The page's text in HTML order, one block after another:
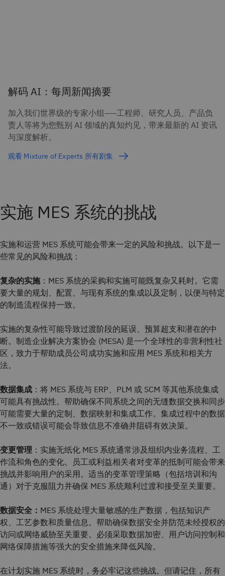
解码 AI：每周新闻摘要
加入我们世界级的专家小组——工程师、研究人员、产品负
责人等将为您甄别 AI 领域的真知灼见，带来最新的 AI 资讯
与深度解析。
观看 Mixture of Experts 所有剧集
实施 MES 系统的挑战
实施和运营 MES 系统可能会带来一定的风险和挑战。以下是一
些常见的风险和挑战：
复杂的实施：MES 系统的采购和实施可能既复杂又耗时。它需
要大量的规划、配置、与现有系统的集成以及定制，以便与特定
的制造流程保持一致。
实施的复杂性可能导致过渡阶段的延误、预算超支和潜在的中
断。制造企业解决方案协会 (MESA) 是一个全球性的非营利性社
区，致力于帮助成员公司成功实施和应用 MES 系统和相关方
法。
数据集成 ：将 MES 系统与 ERP、PLM 或 SCM 等其他系统集成
可能具有挑战性。帮助确保不同系统之间的无缝数据交换和同步
可能需要大量的定制、数据映射和集成工作。集成过程中的数据
不一致或错误可能会导致信息不准确并阻碍有效决策。
变更管理 ：实施无纸化 MES 系统通常涉及组织内业务流程、工
作流和角色的变化。员工或利益相关者对变革的抵制可能会带来
挑战并影响用户的采用。适当的变革管理策略（包括培训和沟
通）对于克服阻力并确保 MES 系统顺利过渡和接受至关重要。
数据安全： MES 系统处理大量敏感的生产数据，包括知识产
权、工艺参数和质量信息。帮助确保数据安全并防范未经授权的
访问或网络威胁至关重要。必须采取数据加密、用户访问控制和
网络保障措施等强大的安全措施来降低风险。
在计划实施 MES 系统时，务必牢记这些挑战。但请记住，所有